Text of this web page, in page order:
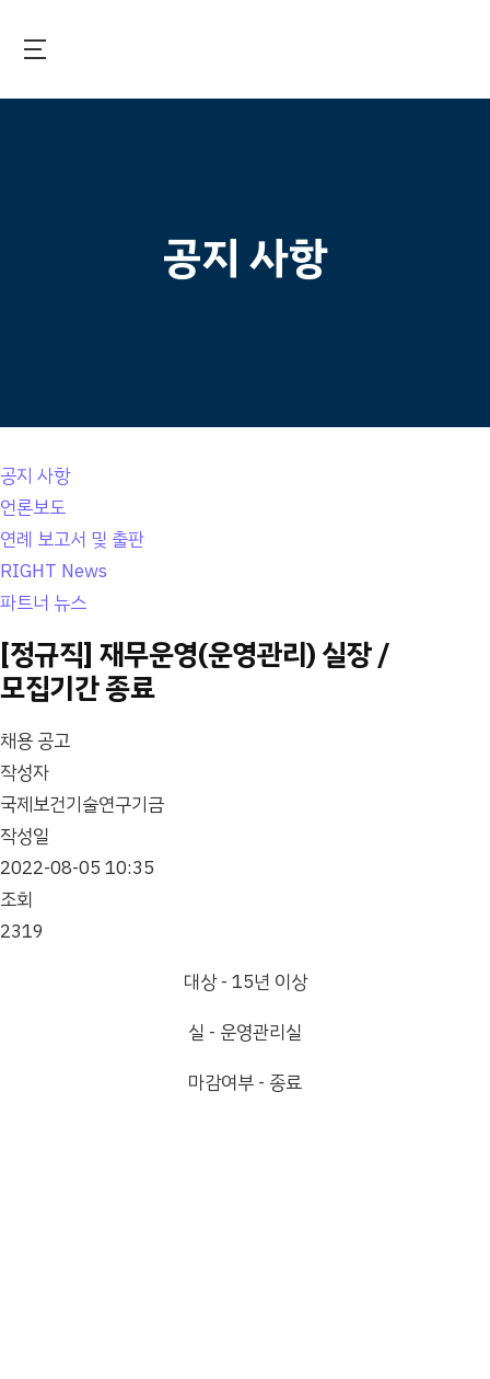
국제보건기술연구기금
공지 사항
공지 사항
언론보도
연례 보고서 및 출판
RIGHT News
파트너 뉴스
[정규직] 재무운영(운영관리) 실장 /
모집기간 종료
채용 공고
작성자
국제보건기술연구기금
작성일
2022-08-05 10:35
조회
2319
대상 - 15년 이상
실 - 운영관리실
마감여부 - 종료